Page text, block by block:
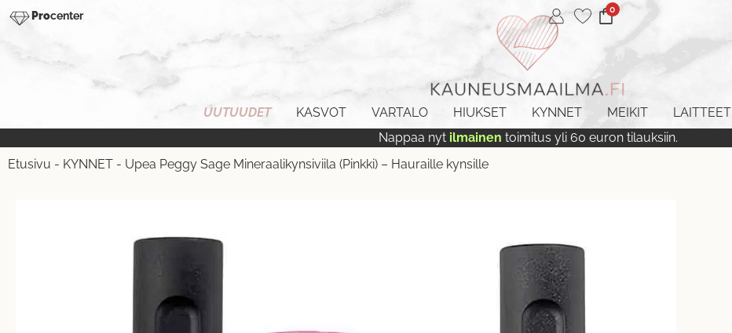
Procenter 0
UUTUUDET KASVOT VARTALO HIUKSET KYNNET MEIKIT LAITTEET
Nappaa nyt ilmainen toimitus yli 60 euron tilauksiin.
Etusivu - KYNNET - Upea Peggy Sage Mineraalikynsiviila (Pinkki) – Hauraille kynsille